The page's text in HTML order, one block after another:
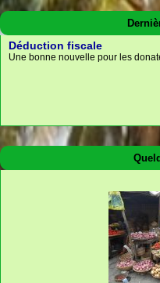
Déduction fiscale
Une bonne nouvelle pour les
Boutique
Notre boutique solidaire propose
Adhésion à l’association
Pour soutenir notre action Vous